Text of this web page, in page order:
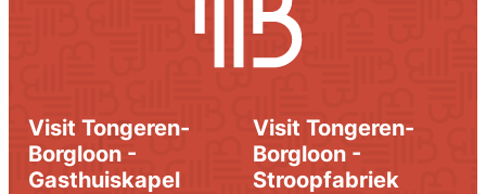
Visit Tongeren-
Borgloon -
Gasthuiskapel
Visit Tongeren-
Borgloon -
Stroopfabriek